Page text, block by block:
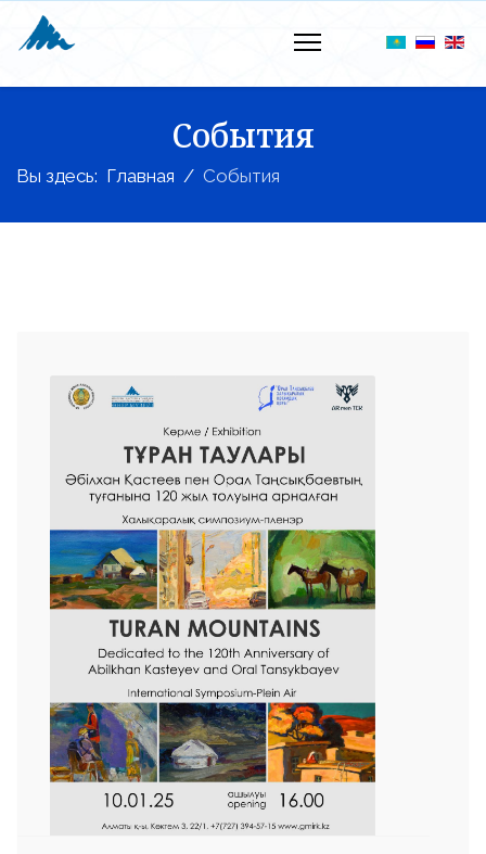
События
Вы здесь: Главная События